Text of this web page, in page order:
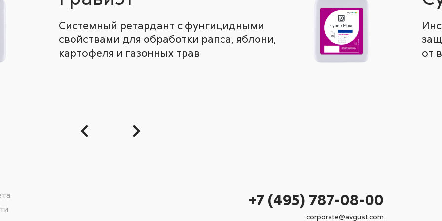
Системный ретардант с фунгицидными
свойствами для обработки рапса, яблони,
картофеля и газонных трав
от
+7 (495) 787-08-00
corporate@avgust.com